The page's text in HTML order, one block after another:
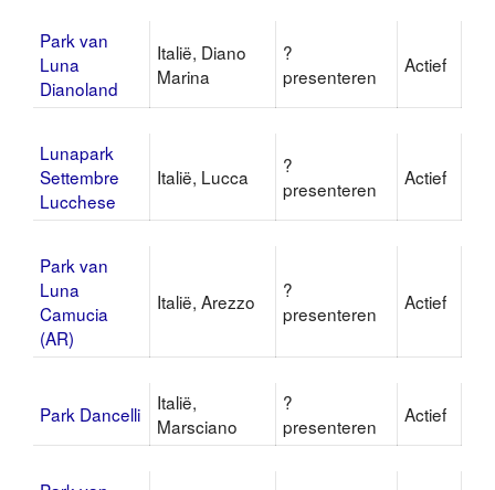
Park van
Luna
Dianoland
Italië, Diano
Marina
?
presenteren
Actief
Lunapark
Settembre
Lucchese
Italië, Lucca
?
presenteren
Actief
Park van
Luna
Camucia
(AR)
Italië, Arezzo
?
presenteren
Actief
Park Dancelli
Italië,
Marsciano
?
presenteren
Actief